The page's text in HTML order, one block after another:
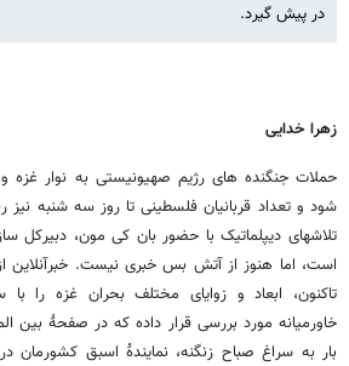
در پیش گیرد.
زهرا خدایی
حملات جنگنده های رژیم صهیونیستی به نوار غزه
تلاشهای دیپلماتیک با حضور بان کی مون، دبیرکل
است، اما هنوز از آتش بس خبری نیست. خبرآنلاین
تاکنون، ابعاد و زوایای مختلف بحران غزه را با
خاورمیانه مورد بررسی قرار داده که در صفحۀ بین
بار به سراغ صباح زنگنه، نمایندۀ اسبق کشورمان